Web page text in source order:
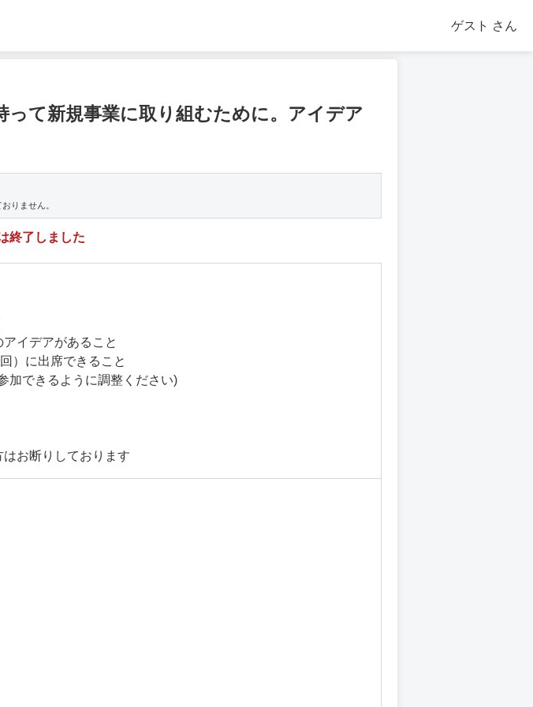
ゲスト さん
って新規事業に取り組むために。アイデア
りません。
終了しました
イデアがあること
）に出席できること
加できるように調整ください)
お断りしております